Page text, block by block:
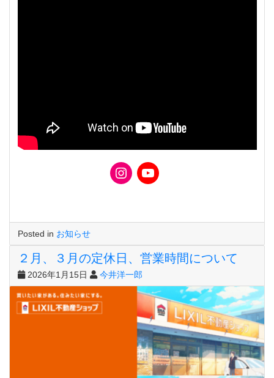
Posted in お知らせ
２月、３月の定休日、営業時間について
2026年1月15日 今井洋一郎